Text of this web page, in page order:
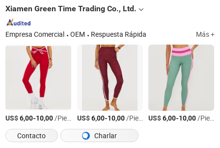
Xiamen Green Time Trading Co., Ltd.
Empresa Comercial OEM Respuesta Rápida Más +
US$6,00-10,00/Piece US$6,00-10,00/Piece US$6,00-10,00/Piece
Contacto
Charlar